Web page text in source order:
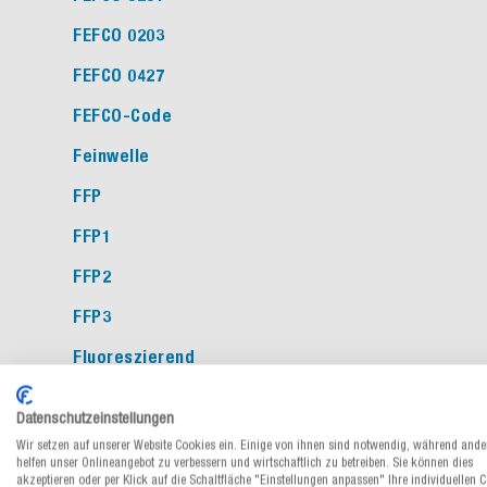
FEFCO 0203
FEFCO 0427
FEFCO-Code
Feinwelle
FFP
FFP1
FFP2
FFP3
Fluoreszierend
Frischfasern
FSC®
Datenschutzeinstellungen
Wir setzen auf unserer Website Cookies ein. Einige von ihnen sind notwendig, während
helfen unser Onlineangebot zu verbessern und wirtschaftlich zu betreiben. Sie können dies
akzeptieren oder per Klick auf die Schaltfläche "Einstellungen anpassen" Ihre individuellen